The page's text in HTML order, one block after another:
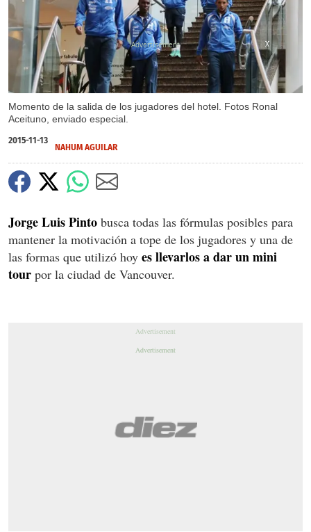
Momento de la salida de los jugadores del hotel. Fotos Ronal
Aceituno, enviado especial.
X
X
X
2015-11-13
NAHUM AGUILAR
Jorge Luis Pinto busca todas las fórmulas posibles para
mantener la motivación a tope de los jugadores y una de
las formas que utilizó hoy es llevarlos a dar un mini
tour por la ciudad de Vancouver.